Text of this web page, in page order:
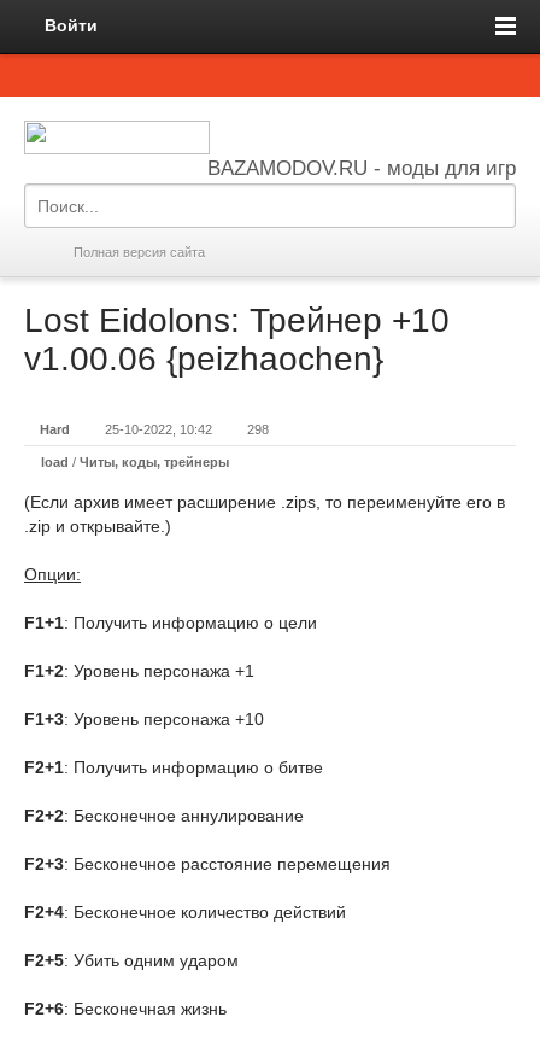
Войти
BAZAMODOV.RU - моды для игр
Полная версия сайта
Lost Eidolons: Трейнер +10
v1.00.06 {peizhaochen}
Hard 25-10-2022, 10:42 298
load / Читы, коды, трейнеры
(Если архив имеет расширение .zips, то переименуйте его в
.zip и открывайте.)
Опции:
F1+1: Получить информацию о цели
F1+2: Уровень персонажа +1
F1+3: Уровень персонажа +10
F2+1: Получить информацию о битве
F2+2: Бесконечное аннулирование
F2+3: Бесконечное расстояние перемещения
F2+4: Бесконечное количество действий
F2+5: Убить одним ударом
F2+6: Бесконечная жизнь